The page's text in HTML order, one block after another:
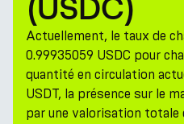
Ressources
Entreprise
Actuellement, le taux de
0.99935059 USDC pour
quantité en circulation
USDT, la présence sur le
par une valorisation totale